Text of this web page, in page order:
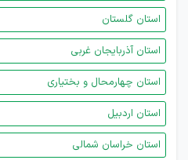
استان گلستان
استان آذربایجان غربی
استان چهارمحال و بختیاری
استان اردبیل
استان خراسان شمالی